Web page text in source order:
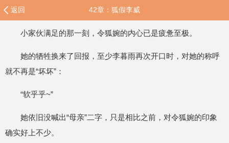
返回 42章：狐假李威
小家伙满足的那一刻，令狐婉的内心已是疲惫至极。
她的牺牲换来了回报，至少李暮雨再次开口时，对她的称呼
就不再是“坏坏”：
“软乎乎~”
她依旧没喊出“母亲”二字，只是相比之前，对令狐婉的印象
确实好上不少。